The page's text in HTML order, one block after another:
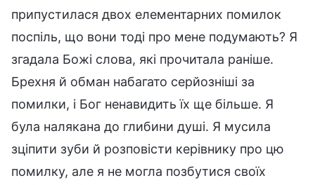
припустилася двох елементарних помилок
поспіль, що вони тоді про мене подумають? Я
згадала Божі слова, які прочитала раніше.
Брехня й обман набагато серйозніші за
помилки, і Бог ненавидить їх ще більше. Я
була налякана до глибини душі. Я мусила
зціпити зуби й розповісти керівнику про цю
помилку, але я не могла позбутися своїх